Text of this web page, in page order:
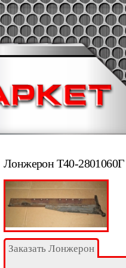
Лонжерон Т40-2801060Г
Заказать Лонжерон